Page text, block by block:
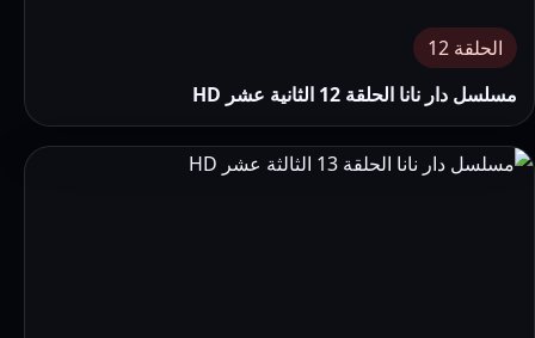
الحلقة 12
مسلسل دار نانا الحلقة 12 الثانية عشر HD